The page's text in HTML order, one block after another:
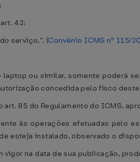
42:
serviço.". (Convênio ICMS nº 115/
laptop ou similar, somente poderá
concedida pelo fisco deste
art. 85 do Regulamento do ICMS,
às operações efetuadas pelo
esteja instalado, observado o
vigor na data de sua publicação,